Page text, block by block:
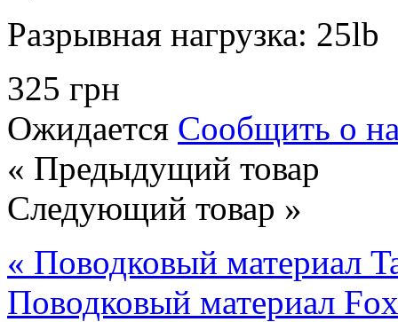
Разрывная нагрузка: 25lb
325 грн
Ожидается Сообщить о
« Предыдущий товар
Следующий товар »
« Поводковый материал
Поводковый материал